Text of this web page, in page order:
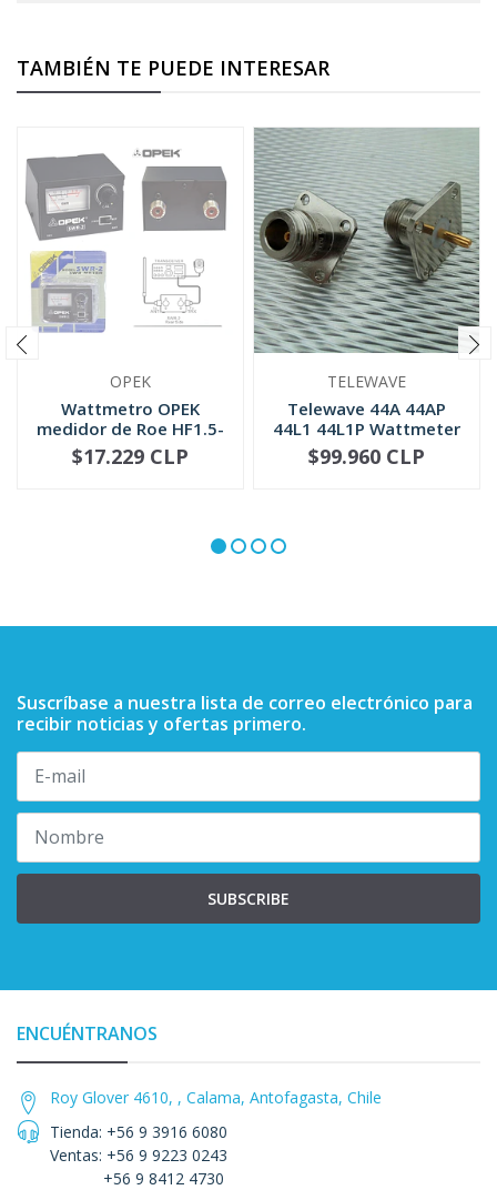
TAMBIÉN TE PUEDE INTERESAR
OPEK
Wattmetro OPEK
medidor de Roe HF1.5-
30 MHZ (SWR-2)
NO DISPONIBLE
$17.229 CLP
TELEWAVE
Telewave 44A 44AP
44L1 44L1P Wattmeter
QC Conne...
+
$99.960 CLP
Suscríbase a nuestra lista de correo electrónico para
recibir noticias y ofertas primero.
SUBSCRIBE
ENCUÉNTRANOS
Roy Glover 4610, , Calama, Antofagasta, Chile
Tienda: +56 9 3916 6080
Ventas: +56 9 9223 0243
+56 9 8412 4730